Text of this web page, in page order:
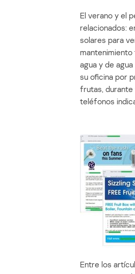
El verano y el
relacionados:
solares para
agua y de
su oficina por
frutas, durante
teléfonos
Entre los